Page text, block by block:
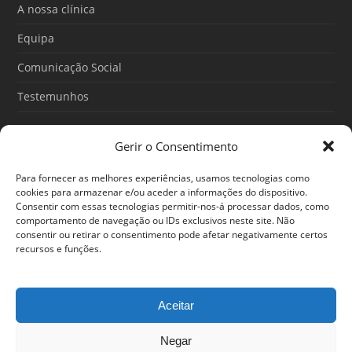
Gerir o Consentimento
Para fornecer as melhores experiências, usamos tecnologias como
cookies para armazenar e/ou aceder a informações do dispositivo.
Consentir com essas tecnologias permitir-nos-á processar dados, como
comportamento de navegação ou IDs exclusivos neste site. Não
consentir ou retirar o consentimento pode afetar negativamente certos
recursos e funções.
Aceitar
Negar
o
k
e r
a
A nossa clínica
Equipa
Comunicação Social
Testemunhos
O Poder do Subconsciente: esse poder é teu
30/06/2026
Ansiedade: cuidar de si antes que o alerta tome conta da
sua vida
© 2024 Em Forma. Todos os direitos reservados